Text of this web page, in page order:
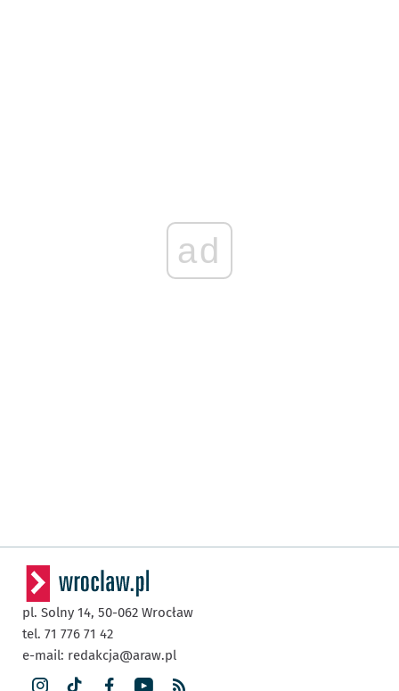
ad
pl. Solny 14, 50-062 Wrocław
tel. 71 776 71 42
e-mail: redakcja@araw.pl